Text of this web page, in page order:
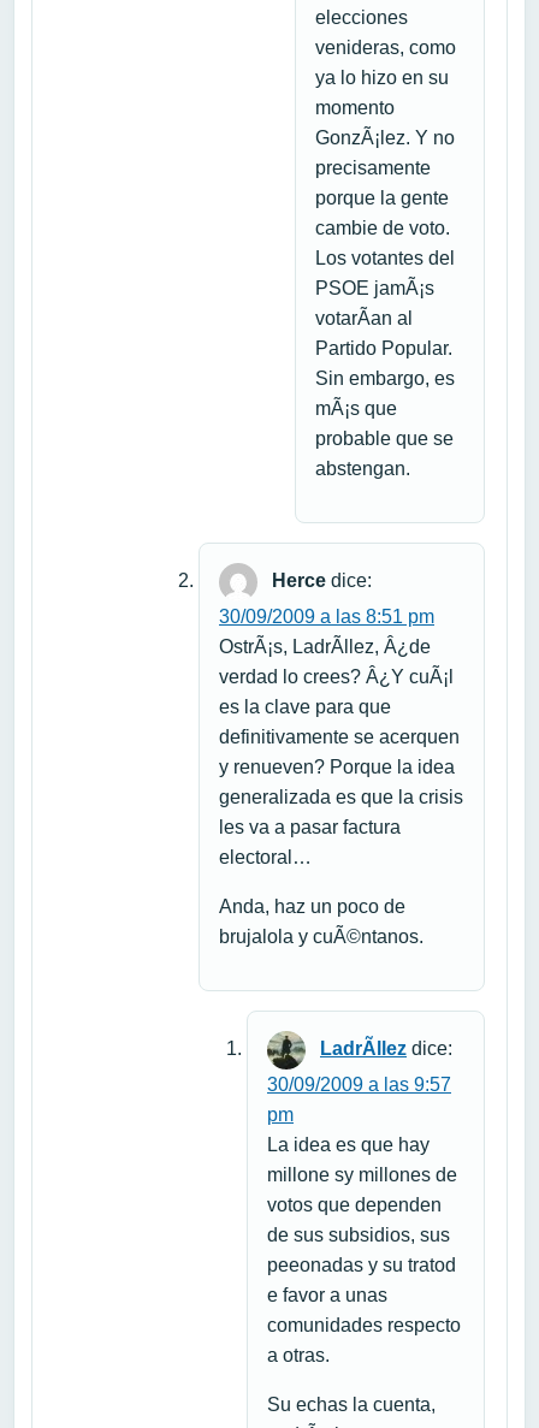
elecciones
venideras, como
ya lo hizo en su
momento
GonzÃ¡lez. Y no
precisamente
porque la gente
cambie de voto.
Los votantes del
PSOE jamÃ¡s
votarÃ­an al
Partido Popular.
Sin embargo, es
mÃ¡s que
probable que se
abstengan.
Herce dice:
30/09/2009 a las 8:51 pm
OstrÃ¡s, LadrÃ­llez, Â¿de
verdad lo crees? Â¿Y cuÃ¡l
es la clave para que
definitivamente se acerquen
y renueven? Porque la idea
generalizada es que la crisis
les va a pasar factura
electoral…
Anda, haz un poco de
brujalola y cuÃ©ntanos.
LadrÃ­llez dice:
30/09/2009 a las 9:57
pm
La idea es que hay
millone sy millones de
votos que dependen
de sus subsidios, sus
peeonadas y su tratod
e favor a unas
comunidades respecto
a otras.
Su echas la cuenta,